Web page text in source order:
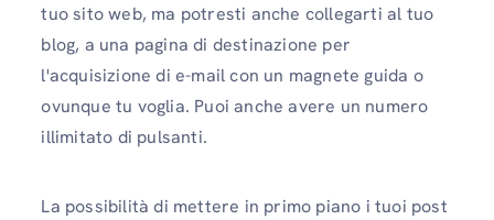
tuo sito web, ma potresti anche collegarti al tuo
blog, a una pagina di destinazione per
l'acquisizione di e-mail con un magnete guida o
ovunque tu voglia. Puoi anche avere un numero
illimitato di pulsanti.
La possibilità di mettere in primo piano i tuoi post